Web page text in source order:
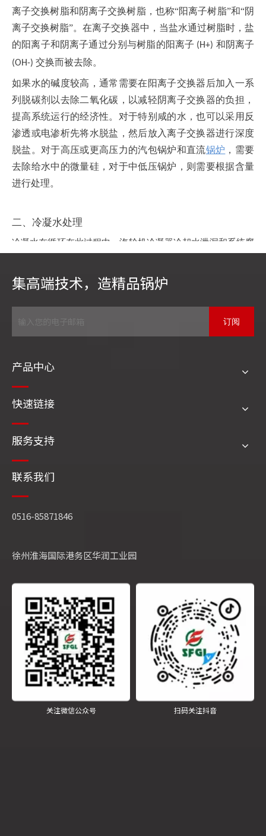
离子交换树脂和阴离子交换树脂，也称“阳离子树脂”和“阴
离子交换树脂”。在离子交换器中，当盐水通过树脂时，盐
的阳离子和阴离子通过分别与树脂的阳离子 (H+) 和阴离子
(OH-) 交换而被去除。
如果水的碱度较高，通常需要在阳离子交换器后加入一系
列脱碳剂以去除二氧化碳，以减轻阴离子交换器的负担，
提高系统运行的经济性。对于特别咸的水，也可以采用反
渗透或电渗析先将水脱盐，然后放入离子交换器进行深度
脱盐。对于高压或更高压力的汽包锅炉和直流锅炉 ，需要
去除给水中的微量硅，对于中低压锅炉，则需要根据含量
进行处理。
二、冷凝水处理
冷凝水在循环在此过程中，汽轮机冷凝器冷却水泄漏和系统腐
炉型（无汽包或分离器）和冷凝水污染有关。随着锅炉参数的
的氧化物）后，进入混合床或覆盖有粉末树脂的过滤器进行深
三、
锅炉给水中的溶解氧会腐蚀热系统中的金属，腐蚀产物在锅炉
高热负荷下形成铜和铁垢。它在蒸汽轮机的高压气缸中传导热
量、使管道破裂和沉积物，从而降低蒸汽轮机的效率。因此，
中。根据工作压力，应用最广泛的热力除氧器有
积要大（例如，使用喷水或雾化扩散装置）。这允许快速排出
逸出的气体。.真空脱气通常在汽轮机冷凝器中进行。化学脱
氧是在水中加入肼或亚硫酸钠，以进一步降低水中的氧含量。
集高端技术，造精品锅炉
订阅
产品中心
快速链接
服务支持
联系我们
0516-85871846
徐州淮海国际港务区华润工业园
关注微信公众号 扫码关注抖音